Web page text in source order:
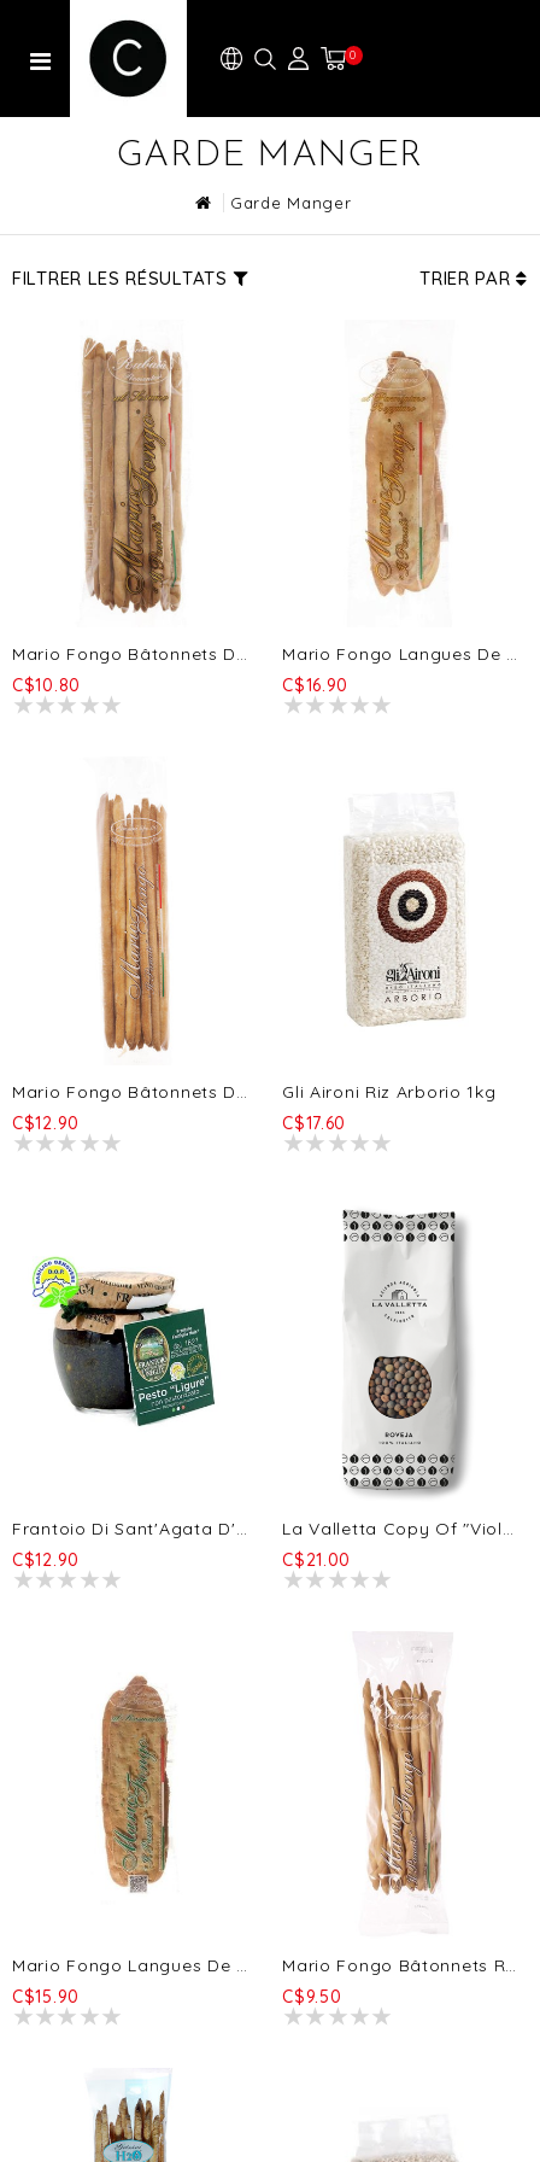
0
GARDE MANGER
Garde Manger
FILTRER LES RÉSULTATS TRIER PAR
Mario Fongo Bâtonnets De Rubata - Sésame 200g
C$10.80
Mario Fongo Langues De Belle-Mère - Parmigiano Reggiano 200g
C$16.90
C$12.90
Gli Aironi Riz Arborio 1kg
C$17.60
Frantoio Di Sant'Agata D'Oneglia Pesto De Basilic De Ligurie 90g
C$12.90
La Valletta Copy Of "Viola" Organic Roveja Peas 20/500g
C$21.00
Mario Fongo Langues De Belle-Mère - Romarin 200g
C$15.90
Mario Fongo Bâtonnets Rubata - Classique Original 200g
C$9.50